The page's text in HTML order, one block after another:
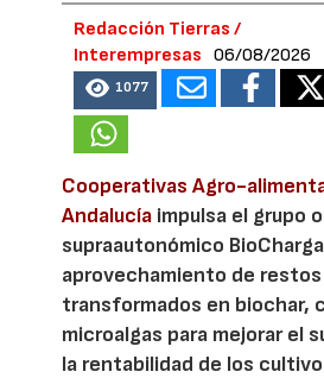
Redacción Tierras /
Interempresas
06/08/2026
1077
Cooperativas Agro-
Andalucía impulsa el grupo
supraautonómico
aprovechamiento de
transformados en biochar,
microalgas para mejorar el
la rentabilidad de los